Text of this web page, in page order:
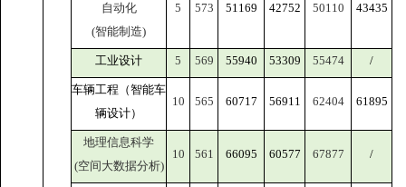
自动化
(智能制造)
5 573 51169 42752 50110 43435
工业设计 5 569 55940 53309 55474 /
车辆工程（智能车
辆设计）
10 565 60717 56911 62404 61895
地理信息科学
(空间大数据分析)
10 561 66095 60577 67877 /